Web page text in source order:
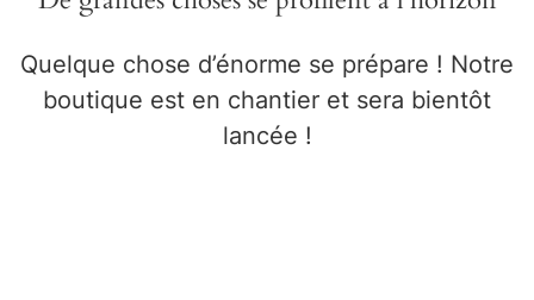
Quelque chose d’énorme se prépare ! Notre
boutique est en chantier et sera bientôt
lancée !